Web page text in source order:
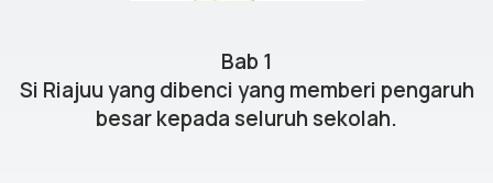
Bab 1
Si Riajuu yang dibenci yang memberi pengaruh
besar kepada seluruh sekolah.